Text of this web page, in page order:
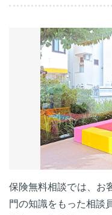
保険無料相談では、お
門の知識をもった相談